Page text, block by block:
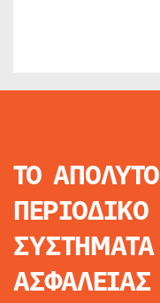
ΤΟ ΑΠΟΛΥΤΟ
ΠΕΡΙΟΔΙΚΟ
ΣΥΣΤΗΜΑΤΑ
ΑΣΦΑΛΕΙΑΣ